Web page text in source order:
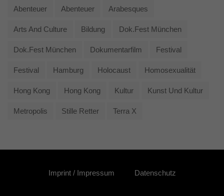
Abenteuer Abenteuer Arabesques
Arts And Culture Bildung Dok.fest München
Dok.fest München Dokumentarfilm Festival
Festival Hamburg Holocaust Homosexualität
Hong Kong Hong Kong Kultur Kunst Und Kultur
Metropolis Stille Retter Terra X
Imprint / Impressum Datenschutz